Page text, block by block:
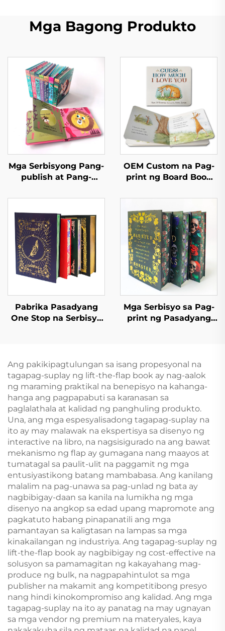
Mga Bagong Produkto
Mga Serbisyong Pang-
publish at Pang-
Kwento ng Pagtulog
para sa mga Bata Mga
Aklat na Pampalabas
para sa Kindergarten
na May Hardcover
OEM Custom na Pag-
print ng Board Book
Edukatibong Mga
Aklat ng Kwento para
sa mga Bata na May
Interactive na English
na Children Board
Book
Pabrika Pasadyang
One Stop na Serbisyo
print ng Libro
Hardcover na Photo
Book na may Gintong
Gilya
Mga Serbisyo sa Pag-
print ng Pasadyang
Gilid, Nobela na may
Dust Jacket
Ang pakikipagtulungan sa isang propesyonal na
tagapag-suplay ng lift-the-flap book ay nag-aalok
ng maraming praktikal na benepisyo na kahanga-
hanga ang pagpapabuti sa karanasan sa
paglalathala at kalidad ng panghuling produkto.
Una, ang mga espesyalisadong tagapag-suplay na
ito ay may malawak na ekspertisya sa disenyo ng
interactive na libro, na nagsisigurado na ang bawat
mekanismo ng flap ay gumagana nang maayos at
tumatagal sa paulit-ulit na paggamit ng mga
entusiyastikong batang mambabasa. Ang kanilang
malalim na pag-unawa sa pag-unlad ng bata ay
nagbibigay-daan sa kanila na lumikha ng mga
disenyo na angkop sa edad upang mapromote ang
pagkatuto habang pinapanatili ang mga
pamantayan sa kaligtasan na lampas sa mga
kinakailangan ng industriya. Ang tagapag-suplay ng
lift-the-flap book ay nagbibigay ng cost-effective na
solusyon sa pamamagitan ng kakayahang mag-
produce ng bulk, na nagpapahintulot sa mga
publisher na makamit ang kompetitibong presyo
nang hindi kinokompromiso ang kalidad. Ang mga
tagapag-suplay na ito ay panatag na may ugnayan
sa mga vendor ng premium na materyales, kaya